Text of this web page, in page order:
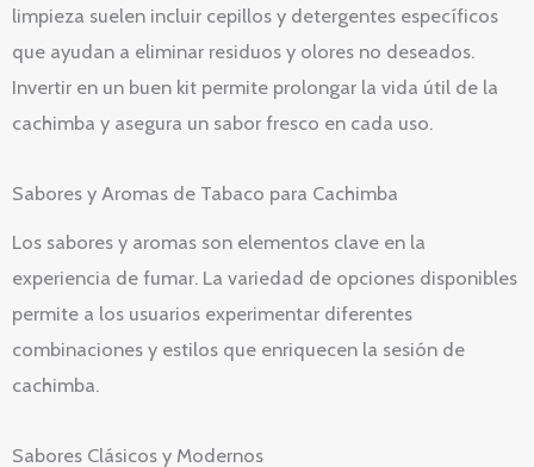
limpieza suelen incluir cepillos y detergentes específicos
que ayudan a eliminar residuos y olores no deseados.
Invertir en un buen kit permite prolongar la vida útil de la
cachimba y asegura un sabor fresco en cada uso.
Sabores y Aromas de Tabaco para Cachimba
Los sabores y aromas son elementos clave en la
experiencia de fumar. La variedad de opciones disponibles
permite a los usuarios experimentar diferentes
combinaciones y estilos que enriquecen la sesión de
cachimba.
Sabores Clásicos y Modernos